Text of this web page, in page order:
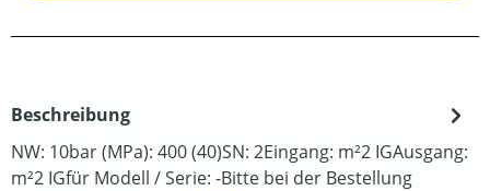
Beschreibung
NW: 10bar (MPa): 400 (40)SN: 2Eingang: m²2 IGAusgang:
m²2 IGfür Modell / Serie: -Bitte bei der Bestellung